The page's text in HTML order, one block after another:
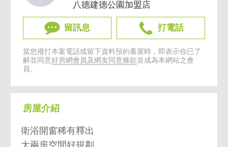
八德建德公園加盟店
留訊息 打電話
當您撥打本案電話或留下資料預約看屋時，即表示你已了
解並同意好房網會員及網友同意條款並成為本網站之會
員。
房屋介紹
衛浴開窗稀有釋出